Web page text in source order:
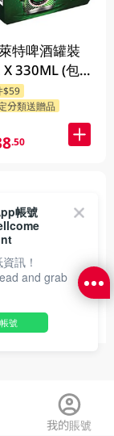
特啤酒罐裝
X 330ML (包裝
發放)
$59
分類送贈品
.50
啤酒大罐裝 4
我的賬號
帳號
訊！
and grab
號